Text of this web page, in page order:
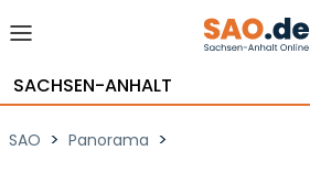
SACHSEN-ANHALT
SAO > Panorama >